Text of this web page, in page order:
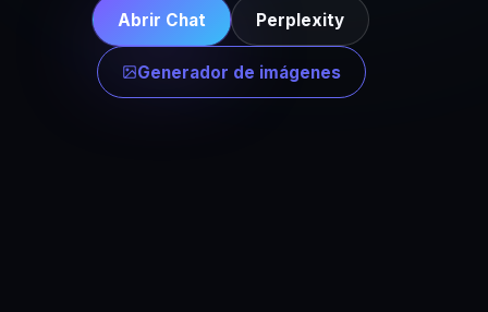
Abrir Chat Perplexity
Generador de imágenes